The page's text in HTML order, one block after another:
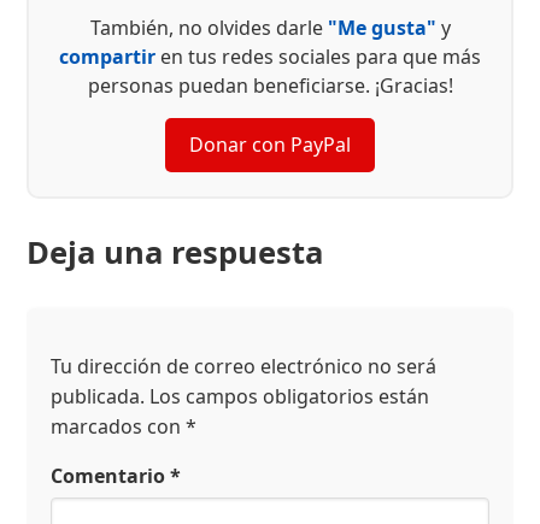
También, no olvides darle "Me gusta" y
compartir en tus redes sociales para que más
personas puedan beneficiarse. ¡Gracias!
Donar con PayPal
Deja una respuesta
Tu dirección de correo electrónico no será
publicada. Los campos obligatorios están
marcados con*
Comentario*